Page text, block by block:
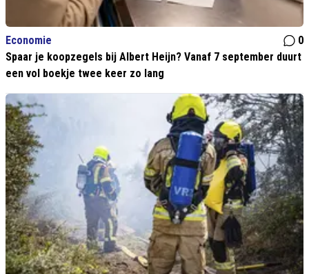
Economie
0
Spaar je koopzegels bij Albert Heijn? Vanaf 7 september duurt
een vol boekje twee keer zo lang